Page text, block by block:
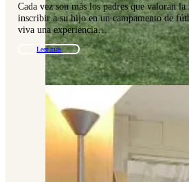
Cada vez son más los padres que valoran la
inscribir a su hijo en un campamento de
viva una experiencia…
Leer más